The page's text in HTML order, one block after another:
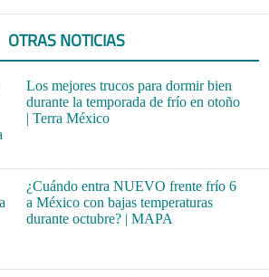
OTRAS NOTICIAS
Los mejores trucos para dormir bien
durante la temporada de frío en otoño
| Terra México
¿Cuándo entra NUEVO frente frío 6
a México con bajas temperaturas
durante octubre? | MAPA